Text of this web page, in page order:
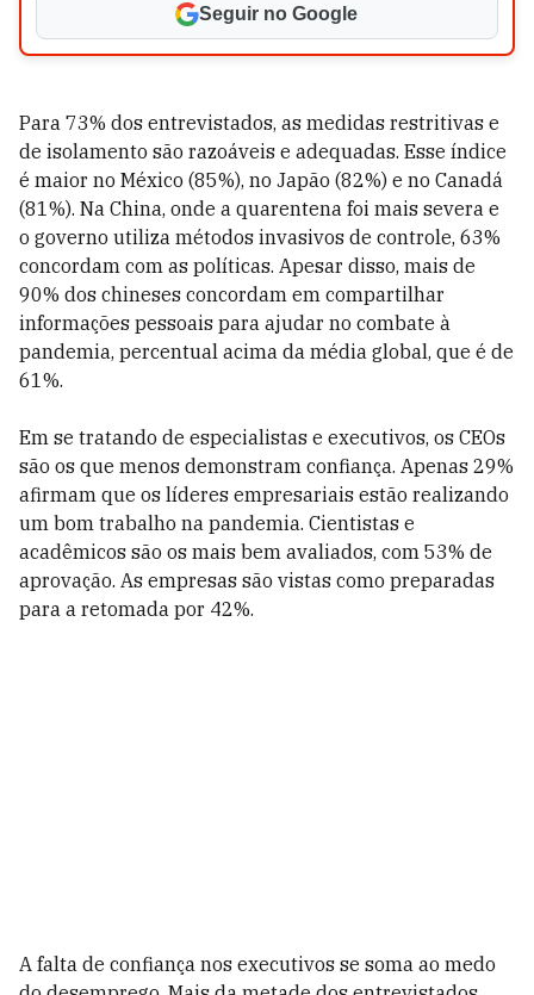
Seguir no Google
Para 73% dos entrevistados, as medidas restritivas e
de isolamento são razoáveis e adequadas. Esse índice
é maior no México (85%), no Japão (82%) e no Canadá
(81%). Na China, onde a quarentena foi mais severa e
o governo utiliza métodos invasivos de controle, 63%
concordam com as políticas. Apesar disso, mais de
90% dos chineses concordam em compartilhar
informações pessoais para ajudar no combate à
pandemia, percentual acima da média global, que é de
61%.
Em se tratando de especialistas e executivos, os CEOs
são os que menos demonstram confiança. Apenas 29%
afirmam que os líderes empresariais estão realizando
um bom trabalho na pandemia. Cientistas e
acadêmicos são os mais bem avaliados, com 53% de
aprovação. As empresas são vistas como preparadas
para a retomada por 42%.
A falta de confiança nos executivos se soma ao medo